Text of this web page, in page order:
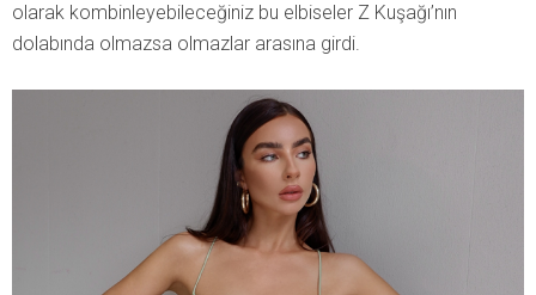
olarak kombinleyebileceğiniz bu elbiseler Z Kuşağı’nın
dolabında olmazsa olmazlar arasına girdi.